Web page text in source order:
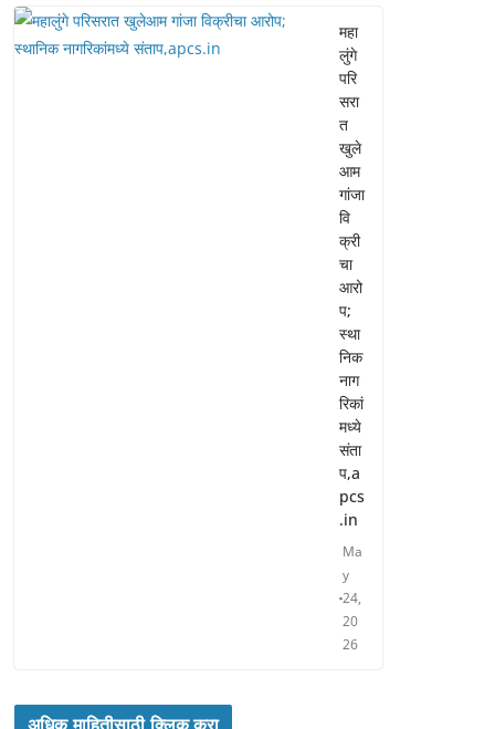
महा
लुंगे
परि
सरा
त
खुले
आम
गांजा
वि
क्री
चा
आरो
प;
स्था
निक
नाग
रिकां
मध्ये
संता
प,a
pcs
.in
Ma
y
24,
20
26